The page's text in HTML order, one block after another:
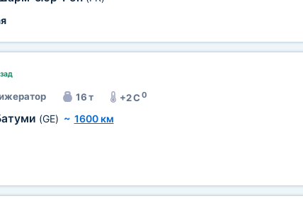
16 т +2 C0
(GE) ~ 1600 км